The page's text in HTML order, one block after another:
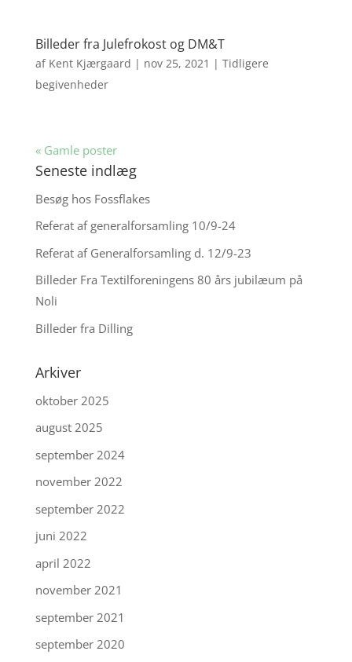
Billeder fra Julefrokost og DM&T
af Kent Kjærgaard | nov 25, 2021 | Tidligere
begivenheder
« Gamle poster
Seneste indlæg
Besøg hos Fossflakes
Referat af generalforsamling 10/9-24
Referat af Generalforsamling d. 12/9-23
Billeder Fra Textilforeningens 80 års jubilæum på
Noli
Billeder fra Dilling
Arkiver
oktober 2025
august 2025
september 2024
november 2022
september 2022
juni 2022
april 2022
november 2021
september 2021
september 2020